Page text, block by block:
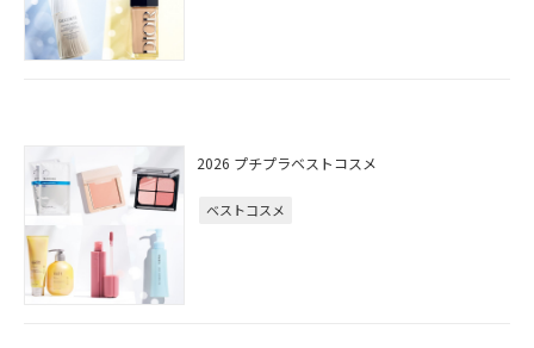
2026 プチプラベストコスメ
ベストコスメ